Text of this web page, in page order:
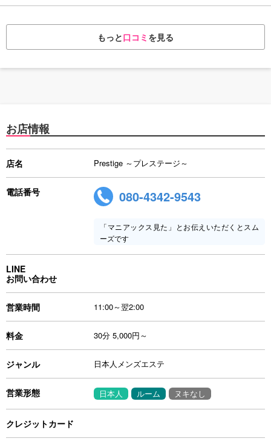
もっと口コミ を見る
お店情報
店名 Prestige ～プレステージ～
電話番号 080-4342-9543
「マニアックス見た」とお伝えいただくとスム
ーズです
LINE
お問い合わせ
営業時間 11:00～翌2:00
料金 30分 5,000円～
ジャンル 日本人メンズエステ
営業形態 日本人 ルーム ヌキなし
クレジットカード